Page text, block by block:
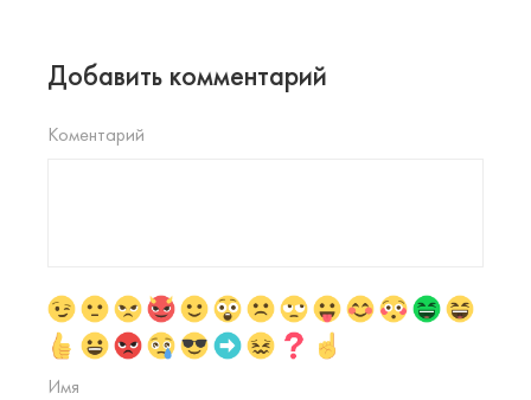
Добавить комментарий
Коментарий
Имя